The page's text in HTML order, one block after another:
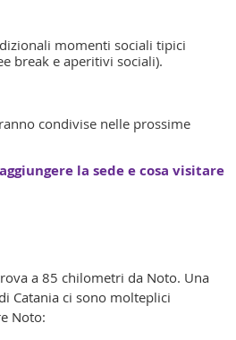
momenti sociali tipici
break e aperitivi sociali).
condivise nelle prossime
la sede e cosa visitare
a 85 chilometri da Noto. Una
Catania ci sono molteplici
Noto: